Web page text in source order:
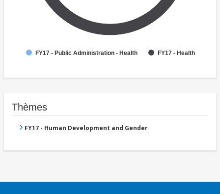
FY17 - Public Administration - Health FY17 - Health
Thèmes
FY17 - Human Development and Gender